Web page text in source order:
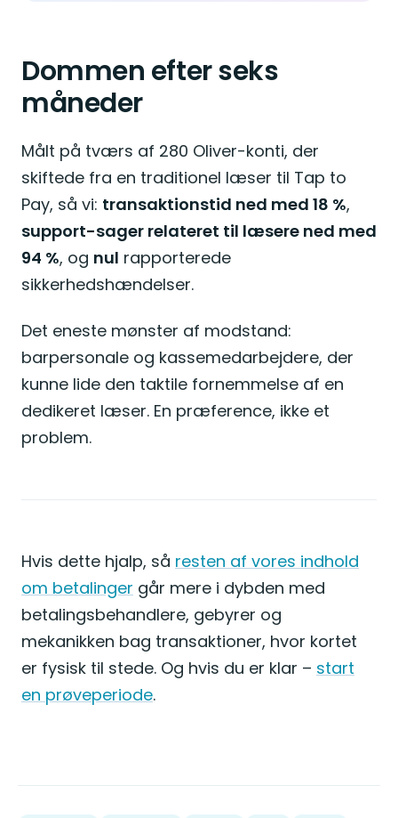
Dommen efter seks
måneder
Målt på tværs af 280 Oliver-konti, der
skiftede fra en traditionel læser til Tap to
Pay, så vi: transaktionstid ned med 18 %,
support-sager relateret til læsere ned med
94 %, og nul rapporterede
sikkerhedshændelser.
Det eneste mønster af modstand:
barpersonale og kassemedarbejdere, der
kunne lide den taktile fornemmelse af en
dedikeret læser. En præference, ikke et
problem.
Hvis dette hjalp, så resten af vores indhold
om betalinger går mere i dybden med
betalingsbehandlere, gebyrer og
mekanikken bag transaktioner, hvor kortet
er fysisk til stede. Og hvis du er klar – start
en prøveperiode.